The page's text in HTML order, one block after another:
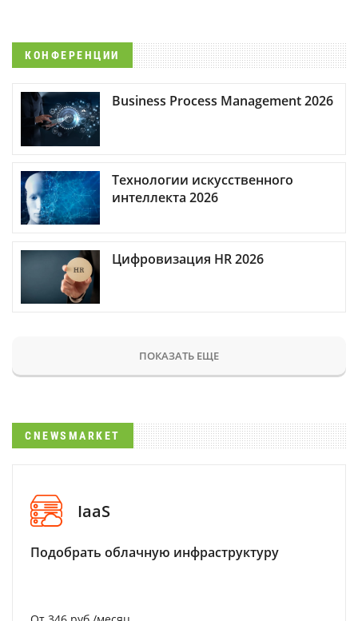
КОНФЕРЕНЦИИ
Business Process Management 2026
Технологии искусственного
интеллекта 2026
Цифровизация HR 2026
ПОКАЗАТЬ ЕЩЕ
CNEWSMARKET
IaaS
Подобрать облачную инфраструктуру